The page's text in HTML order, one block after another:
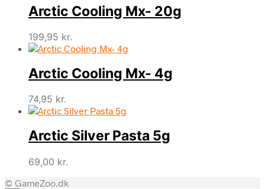
Arctic Cooling Mx- 20g
199,95 kr.
Arctic Cooling Mx- 4g
74,95 kr.
Arctic Silver Pasta 5g
69,00 kr.
© GameZoo.dk